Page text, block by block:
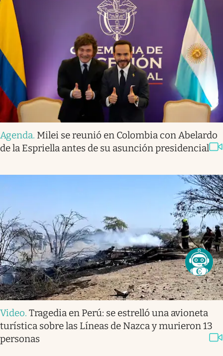
Agenda. Milei se reunió en Colombia con Abelardo
de la Espriella antes de su asunción presidencial
Video. Tragedia en Perú: se estrelló una avioneta
turística sobre las Líneas de Nazca y murieron 13
personas